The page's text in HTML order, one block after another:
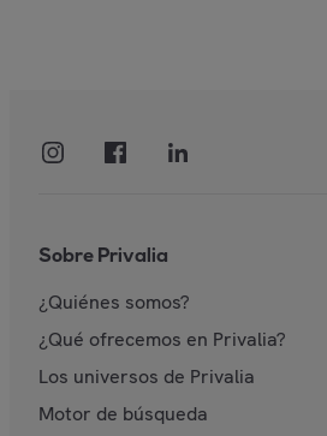
Sobre Privalia
¿Quiénes somos?
¿Qué ofrecemos en Privalia?
Los universos de Privalia
Motor de búsqueda